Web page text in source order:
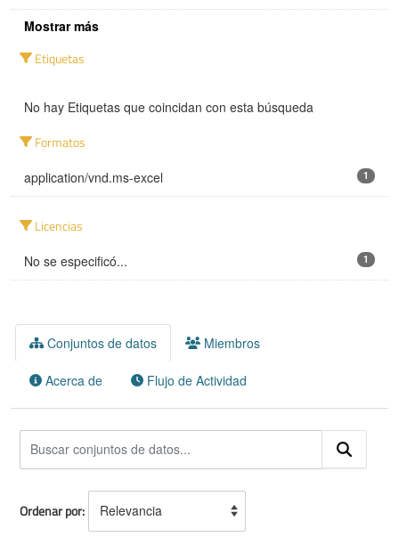
Mostrar más
Etiquetas
No hay Etiquetas que coincidan con esta búsqueda
Formatos
application/vnd.ms-excel 1
Licencias
No se especificó... 1
Conjuntos de datos Miembros
Acerca de Flujo de Actividad
Ordenar por